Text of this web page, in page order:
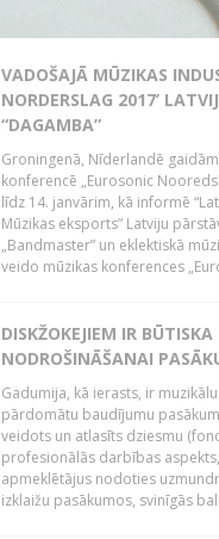
VADOŠAJĀ MŪZIKAS
NORDERSLAG 2017’
“DAGAMBA”
Groningenā, Nīderlandē
konferencē „Eurosonic
līdz 14. janvārim, kā informē
Mūzikas eksports” Latviju
„Bandmaster” un eklektiskā
veido mūzikas konferences
DISKŽOKEJIEM IR
NODROŠINĀŠANAI
Gadumija, kā ierasts, ir
pārdomātu baudījumu
veidots un atlasīts dziesmu
profesionālās darbības
apmeklētājus nodoties
izklaižu pasākumos, svinīgās